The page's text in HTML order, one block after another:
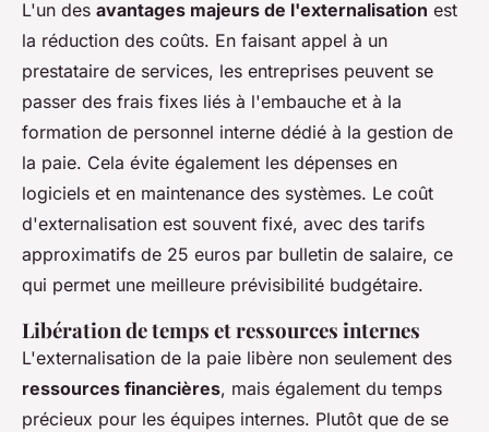
L'un des avantages majeurs de l'externalisation est
la réduction des coûts. En faisant appel à un
prestataire de services, les entreprises peuvent se
passer des frais fixes liés à l'embauche et à la
formation de personnel interne dédié à la gestion de
la paie. Cela évite également les dépenses en
logiciels et en maintenance des systèmes. Le coût
d'externalisation est souvent fixé, avec des tarifs
approximatifs de 25 euros par bulletin de salaire, ce
qui permet une meilleure prévisibilité budgétaire.
Libération de temps et ressources internes
L'externalisation de la paie libère non seulement des
ressources financières, mais également du temps
précieux pour les équipes internes. Plutôt que de se